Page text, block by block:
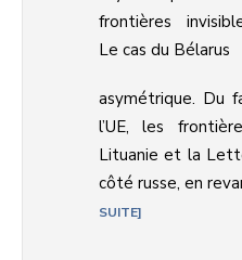
asymétrique. Du
l’UE, les
Lituanie et la
côté russe, en
SUITE